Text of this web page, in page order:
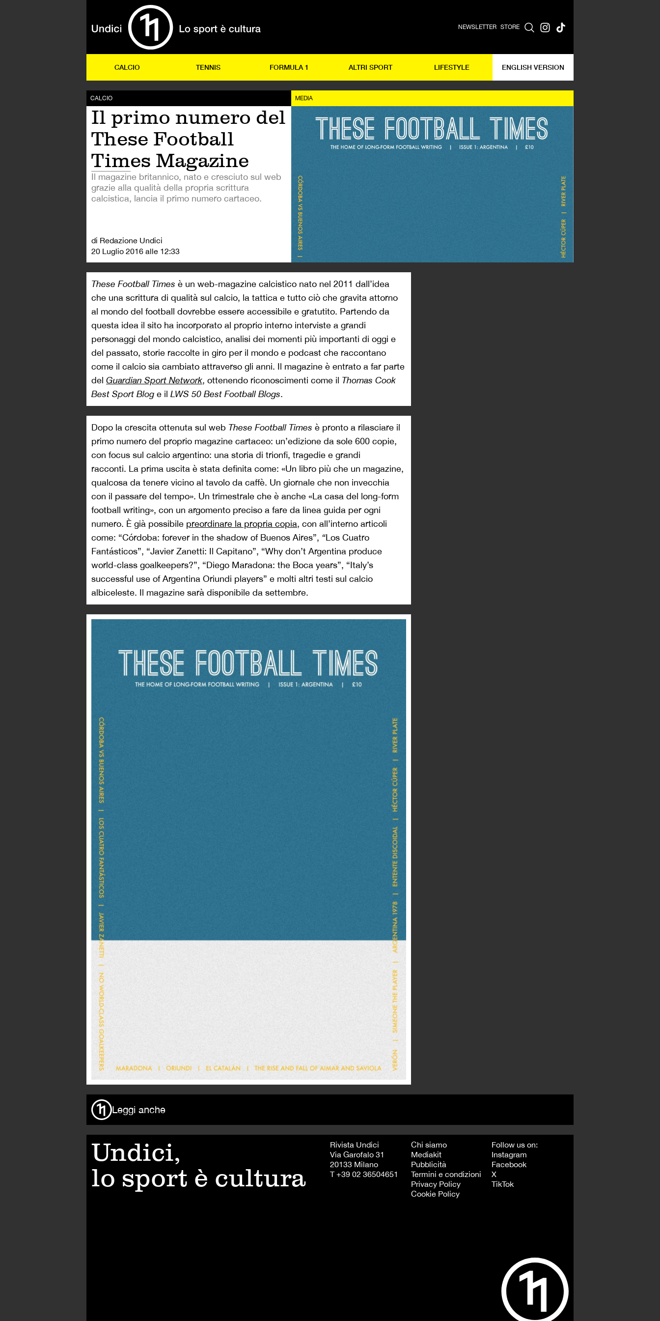
NEWSLETTER STORE
CALCIO TENNIS FORMULA 1 ALTRI SPORT LIFESTYLE ENGLISH VERSION
CALCIO
Il primo numero del
These Football
Times Magazine
Il magazine britannico, nato e cresciuto sul web
grazie alla qualità della propria scrittura
calcistica, lancia il primo numero cartaceo.
di Redazione Undici
20 Luglio 2016 alle 12:33
MEDIA
These Football Times è un web-magazine calcistico nato nel 2011 dall’idea
che una scrittura di qualità sul calcio, la tattica e tutto ciò che gravita attorno
al mondo del football dovrebbe essere accessibile e gratutito. Partendo da
questa idea il sito ha incorporato al proprio interno interviste a grandi
personaggi del mondo calcistico, analisi dei momenti più importanti di oggi e
del passato, storie raccolte in giro per il mondo e podcast che raccontano
come il calcio sia cambiato attraverso gli anni. Il magazine è entrato a far parte
del Guardian Sport Network, ottenendo riconoscimenti come il Thomas Cook
Best Sport Blog e il LWS 50 Best Football Blogs.
Dopo la crescita ottenuta sul web These Football Times è pronto a rilasciare il
primo numero del proprio magazine cartaceo: un’edizione da sole 600 copie,
con focus sul calcio argentino: una storia di trionfi, tragedie e grandi
racconti. La prima uscita è stata definita come: «Un libro più che un magazine,
qualcosa da tenere vicino al tavolo da caffè. Un giornale che non invecchia
con il passare del tempo». Un trimestrale che è anche «La casa del long-form
football writing», con un argomento preciso a fare da linea guida per ogni
numero. È già possibile preordinare la propria copia, con all’interno articoli
come: “Córdoba: forever in the shadow of Buenos Aires”, “Los Cuatro
Fantásticos”, “Javier Zanetti: Il Capitano”, “Why don’t Argentina produce
world-class goalkeepers?”, “Diego Maradona: the Boca years”, “Italy’s
successful use of Argentina Oriundi players” e molti altri testi sul calcio
albiceleste. Il magazine sarà disponibile da settembre.
Leggi anche
Undici,
lo sport è cultura
Rivista Undici
Via Garofalo 31
20133 Milano
T +39 02 36504651
Chi siamo
Mediakit
Pubblicità
Termini e condizioni
Privacy Policy
Cookie Policy
Follow us on:
Instagram
Facebook
X
TikTok